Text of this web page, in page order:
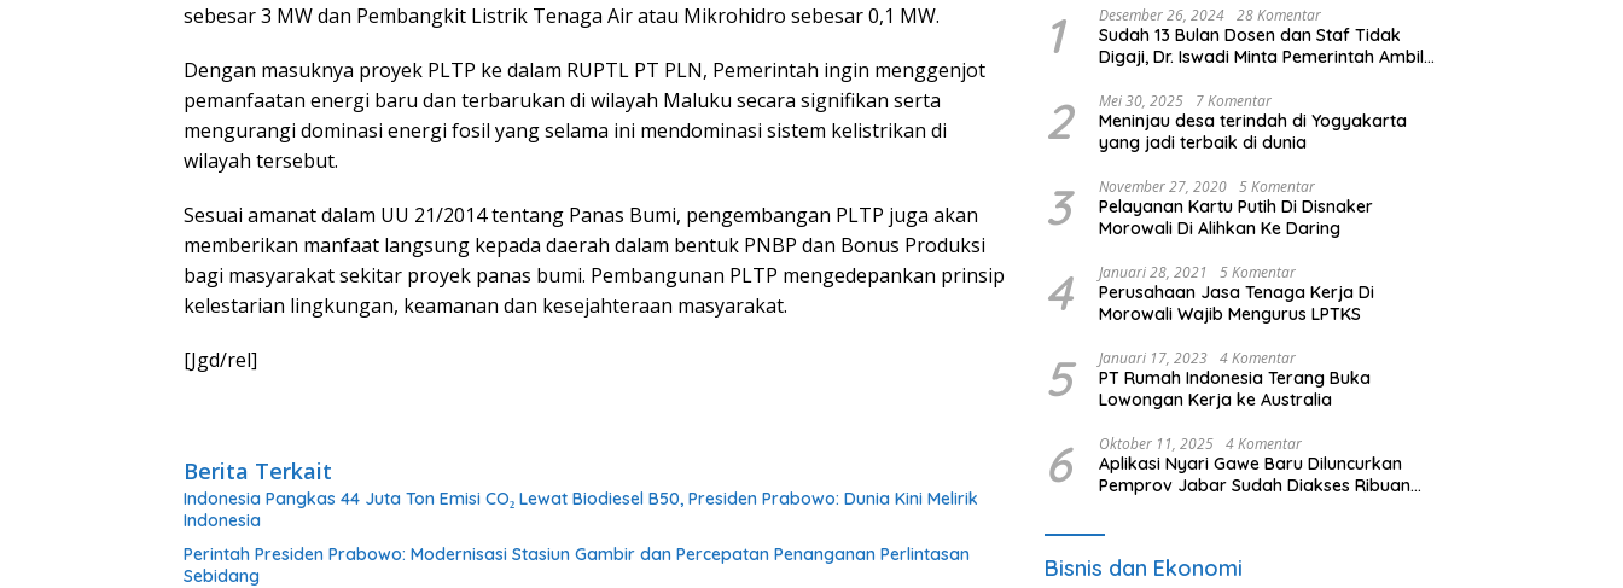
sebesar 3 MW dan Pembangkit Listrik Tenaga Air atau Mikrohidro sebesar 0,1 MW.
Dengan masuknya proyek PLTP ke dalam RUPTL PT PLN, Pemerintah ingin menggenjot
pemanfaatan energi baru dan terbarukan di wilayah Maluku secara signifikan serta
mengurangi dominasi energi fosil yang selama ini mendominasi sistem kelistrikan di
wilayah tersebut.
Sesuai amanat dalam UU 21/2014 tentang Panas Bumi, pengembangan PLTP juga akan
memberikan manfaat langsung kepada daerah dalam bentuk PNBP dan Bonus Produksi
bagi masyarakat sekitar proyek panas bumi. Pembangunan PLTP mengedepankan prinsip
kelestarian lingkungan, keamanan dan kesejahteraan masyarakat.
[Jgd/rel]
Berita Terkait
Indonesia Pangkas 44 Juta Ton Emisi CO₂ Lewat Biodiesel B50, Presiden Prabowo: Dunia Kini Melirik
Indonesia
Perintah Presiden Prabowo: Modernisasi Stasiun Gambir dan Percepatan Penanganan Perlintasan
Sebidang
1 Desember 26, 2024 28 Komentar
Sudah 13 Bulan Dosen dan Staf Tidak
Digaji, Dr. Iswadi Minta Pemerintah Ambil
2 Mei 30, 2025 7 Komentar
Meninjau desa terindah di Yogyakarta
yang jadi terbaik di dunia
3 November 27, 2020 5 Komentar
Pelayanan Kartu Putih Di Disnaker
Morowali Di Alihkan Ke Daring
4 Januari 28, 2021 5 Komentar
Perusahaan Jasa Tenaga Kerja Di
Morowali Wajib Mengurus LPTKS
5 Januari 17, 2023 4 Komentar
PT Rumah Indonesia Terang Buka
Lowongan Kerja ke Australia
6 Oktober 11, 2025 4 Komentar
Aplikasi Nyari Gawe Baru Diluncurkan
Pemprov Jabar Sudah Diakses Ribuan
Bisnis dan Ekonomi